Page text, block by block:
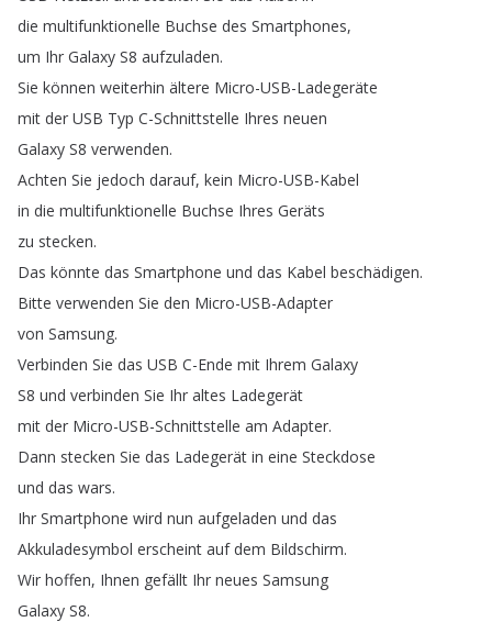
die multifunktionelle Buchse des Smartphones,
um Ihr Galaxy S8 aufzuladen.
Sie können weiterhin ältere Micro-USB-Ladegeräte
mit der USB Typ C-Schnittstelle Ihres neuen
Galaxy S8 verwenden.
Achten Sie jedoch darauf, kein Micro-USB-Kabel
in die multifunktionelle Buchse Ihres Geräts
zu stecken.
Das könnte das Smartphone und das Kabel beschädigen.
Bitte verwenden Sie den Micro-USB-Adapter
von Samsung.
Verbinden Sie das USB C-Ende mit Ihrem Galaxy
S8 und verbinden Sie Ihr altes Ladegerät
mit der Micro-USB-Schnittstelle am Adapter.
Dann stecken Sie das Ladegerät in eine Steckdose
und das wars.
Ihr Smartphone wird nun aufgeladen und das
Akkuladesymbol erscheint auf dem Bildschirm.
Wir hoffen, Ihnen gefällt Ihr neues Samsung
Galaxy S8.